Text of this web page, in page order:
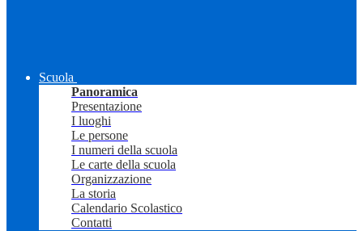
Scuola
Panoramica
Presentazione
I luoghi
Le persone
I numeri della scuola
Le carte della scuola
Organizzazione
La storia
Calendario Scolastico
Contatti